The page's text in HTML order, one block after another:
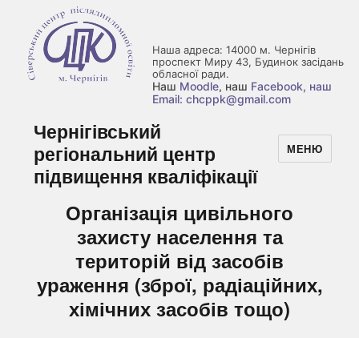
Наша адреса: 14000 м. Чернігів
проспект Миру 43, Будинок засідань
обласної ради.
Наш Moodle, наш Facebook, наш
Email: chcppk@gmail.com
Чернігівський
регіональний центр
підвищення кваліфікації
МЕНЮ
Організація цивільного
захисту населення та
територій від засобів
ураження (зброї, радіаційних,
хімічних засобів тощо)